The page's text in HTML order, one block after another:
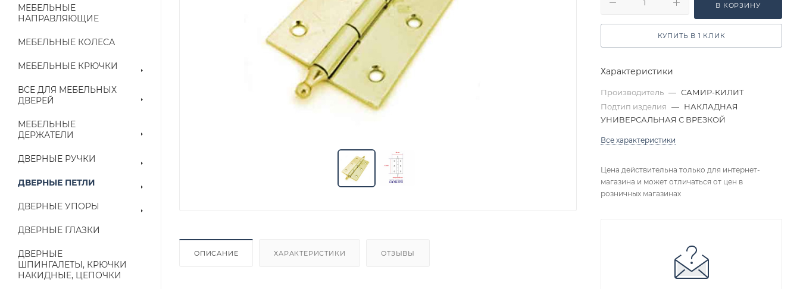
МЕБЕЛЬНЫЕ
НАПРАВЛЯЮЩИЕ
МЕБЕЛЬНЫЕ КОЛЕСА
МЕБЕЛЬНЫЕ КРЮЧКИ
ВСЕ ДЛЯ МЕБЕЛЬНЫХ
ДВЕРЕЙ
МЕБЕЛЬНЫЕ
ДЕРЖАТЕЛИ
ДВЕРНЫЕ РУЧКИ
ДВЕРНЫЕ ПЕТЛИ
ДВЕРНЫЕ УПОРЫ
ДВЕРНЫЕ ГЛАЗКИ
ДВЕРНЫЕ
ШПИНГАЛЕТЫ, КРЮЧКИ
НАКИДНЫЕ, ЦЕПОЧКИ
ОПИСАНИЕ ХАРАКТЕРИСТИКИ ОТЗЫВЫ
В КОРЗИНУ
КУПИТЬ В 1 КЛИК
Характеристики
Производитель — САМИР-КИЛИТ
Подтип изделия — НАКЛАДНАЯ
УНИВЕРСАЛЬНАЯ С ВРЕЗКОЙ
Все характеристики
Цена действительна только для интернет-
магазина и может отличаться от цен в
розничных магазинах